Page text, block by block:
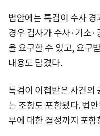
법안에는 특검이 수사
경우 검사가 수사·기소·
을 요구할 수 있고, 요구
내용도 담겼다.
특검이 이첩받은 사건의
는 조항도 포함됐다. 법
부에 대한 결정까지 포